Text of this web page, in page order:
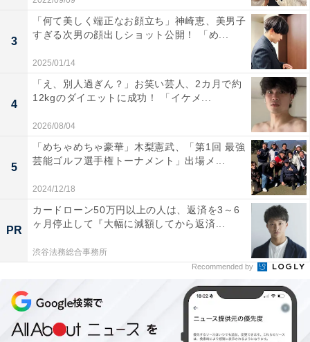
3
「何て美しく端正なお顔立ち」神崎恵、美男子
すぎる次男の顔出しショット公開！ 「め...
2025/01/14
4
「え、別人過ぎん？」お笑い芸人、2カ月で約
12kgのダイエットに成功！ 「イケメ...
2026/08/04
5
「めちゃめちゃ豪華」木梨憲武、「第1回 最強
芸能ゴルフ選手権トーナメント」出場メ...
2024/12/18
PR
カードローン50万円以上の人は、返済を3～6
ヶ月停止して『大幅に減額してから返済...
渋谷法務総合事務所
Recommended by